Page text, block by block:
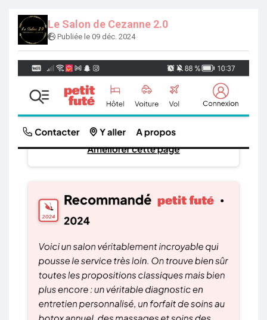
Le Salon de Cezanne 2.0
Publiée le 09 déc. 2024